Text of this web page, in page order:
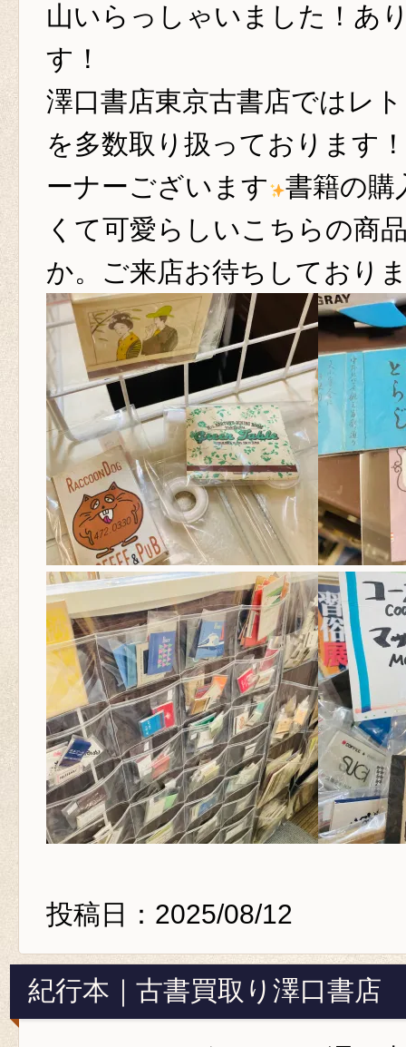
山いらっしゃいました！あ
す‍！
澤口書店東京古書店ではレ
を多数取り扱っております
ーナーございます
書籍の購
くて可愛らしいこちらの商
か。ご来店お待ちしており
投稿日：2025/08/12
紀行本｜古書買取り澤口書店